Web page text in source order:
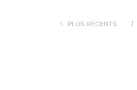
PLUS RÉCENTS